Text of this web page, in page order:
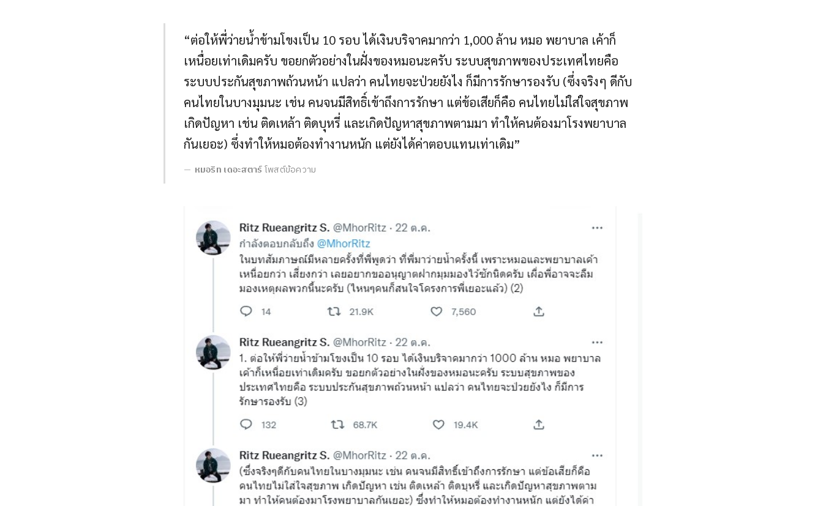
“ต่อให้พี่ว่ายน้ำข้ามโขงเป็น 10 รอบ ได้เงินบริจาคมากว่า 1,000 ล้าน หมอ พยาบาล เค้าก็
เหนื่อยเท่าเดิมครับ ขอยกตัวอย่างในฝั่งของหมอนะครับ ระบบสุขภาพของประเทศไทยคือ
ระบบประกันสุขภาพถ้วนหน้า แปลว่า คนไทยจะป่วยยังไง ก็มีการรักษารองรับ (ซึ่งจริงๆ ดีกับ
คนไทยในบางมุมนะ เช่น คนจนมีสิทธิ์เข้าถึงการรักษา แต่ข้อเสียก็คือ คนไทยไม่ใส่ใจสุขภาพ
เกิดปัญหา เช่น ติดเหล้า ติดบุหรี่ และเกิดปัญหาสุขภาพตามมา ทำให้คนต้องมาโรงพยาบาล
กันเยอะ) ซึ่งทำให้หมอต้องทำงานหนัก แต่ยังได้ค่าตอบแทนเท่าเดิม”
หมอริท เดอะสตาร์โพสต์ข้อความ